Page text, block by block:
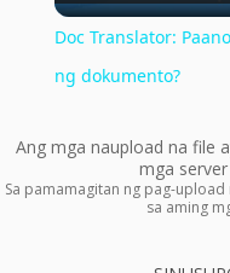
Doc Translator:
ng dokumento?
Ang mga naupload na file
mga
Sa pamamagitan ng pag-
sa aming